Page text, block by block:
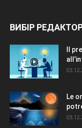
ВИБІР
Il
Le